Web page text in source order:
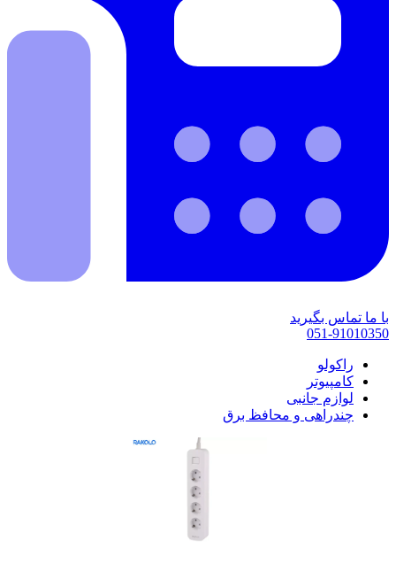
با ما تماس بگیرید
051-91010350
راکولو
کامپیوتر
لوازم جانبی
چندراهی و محافظ برق